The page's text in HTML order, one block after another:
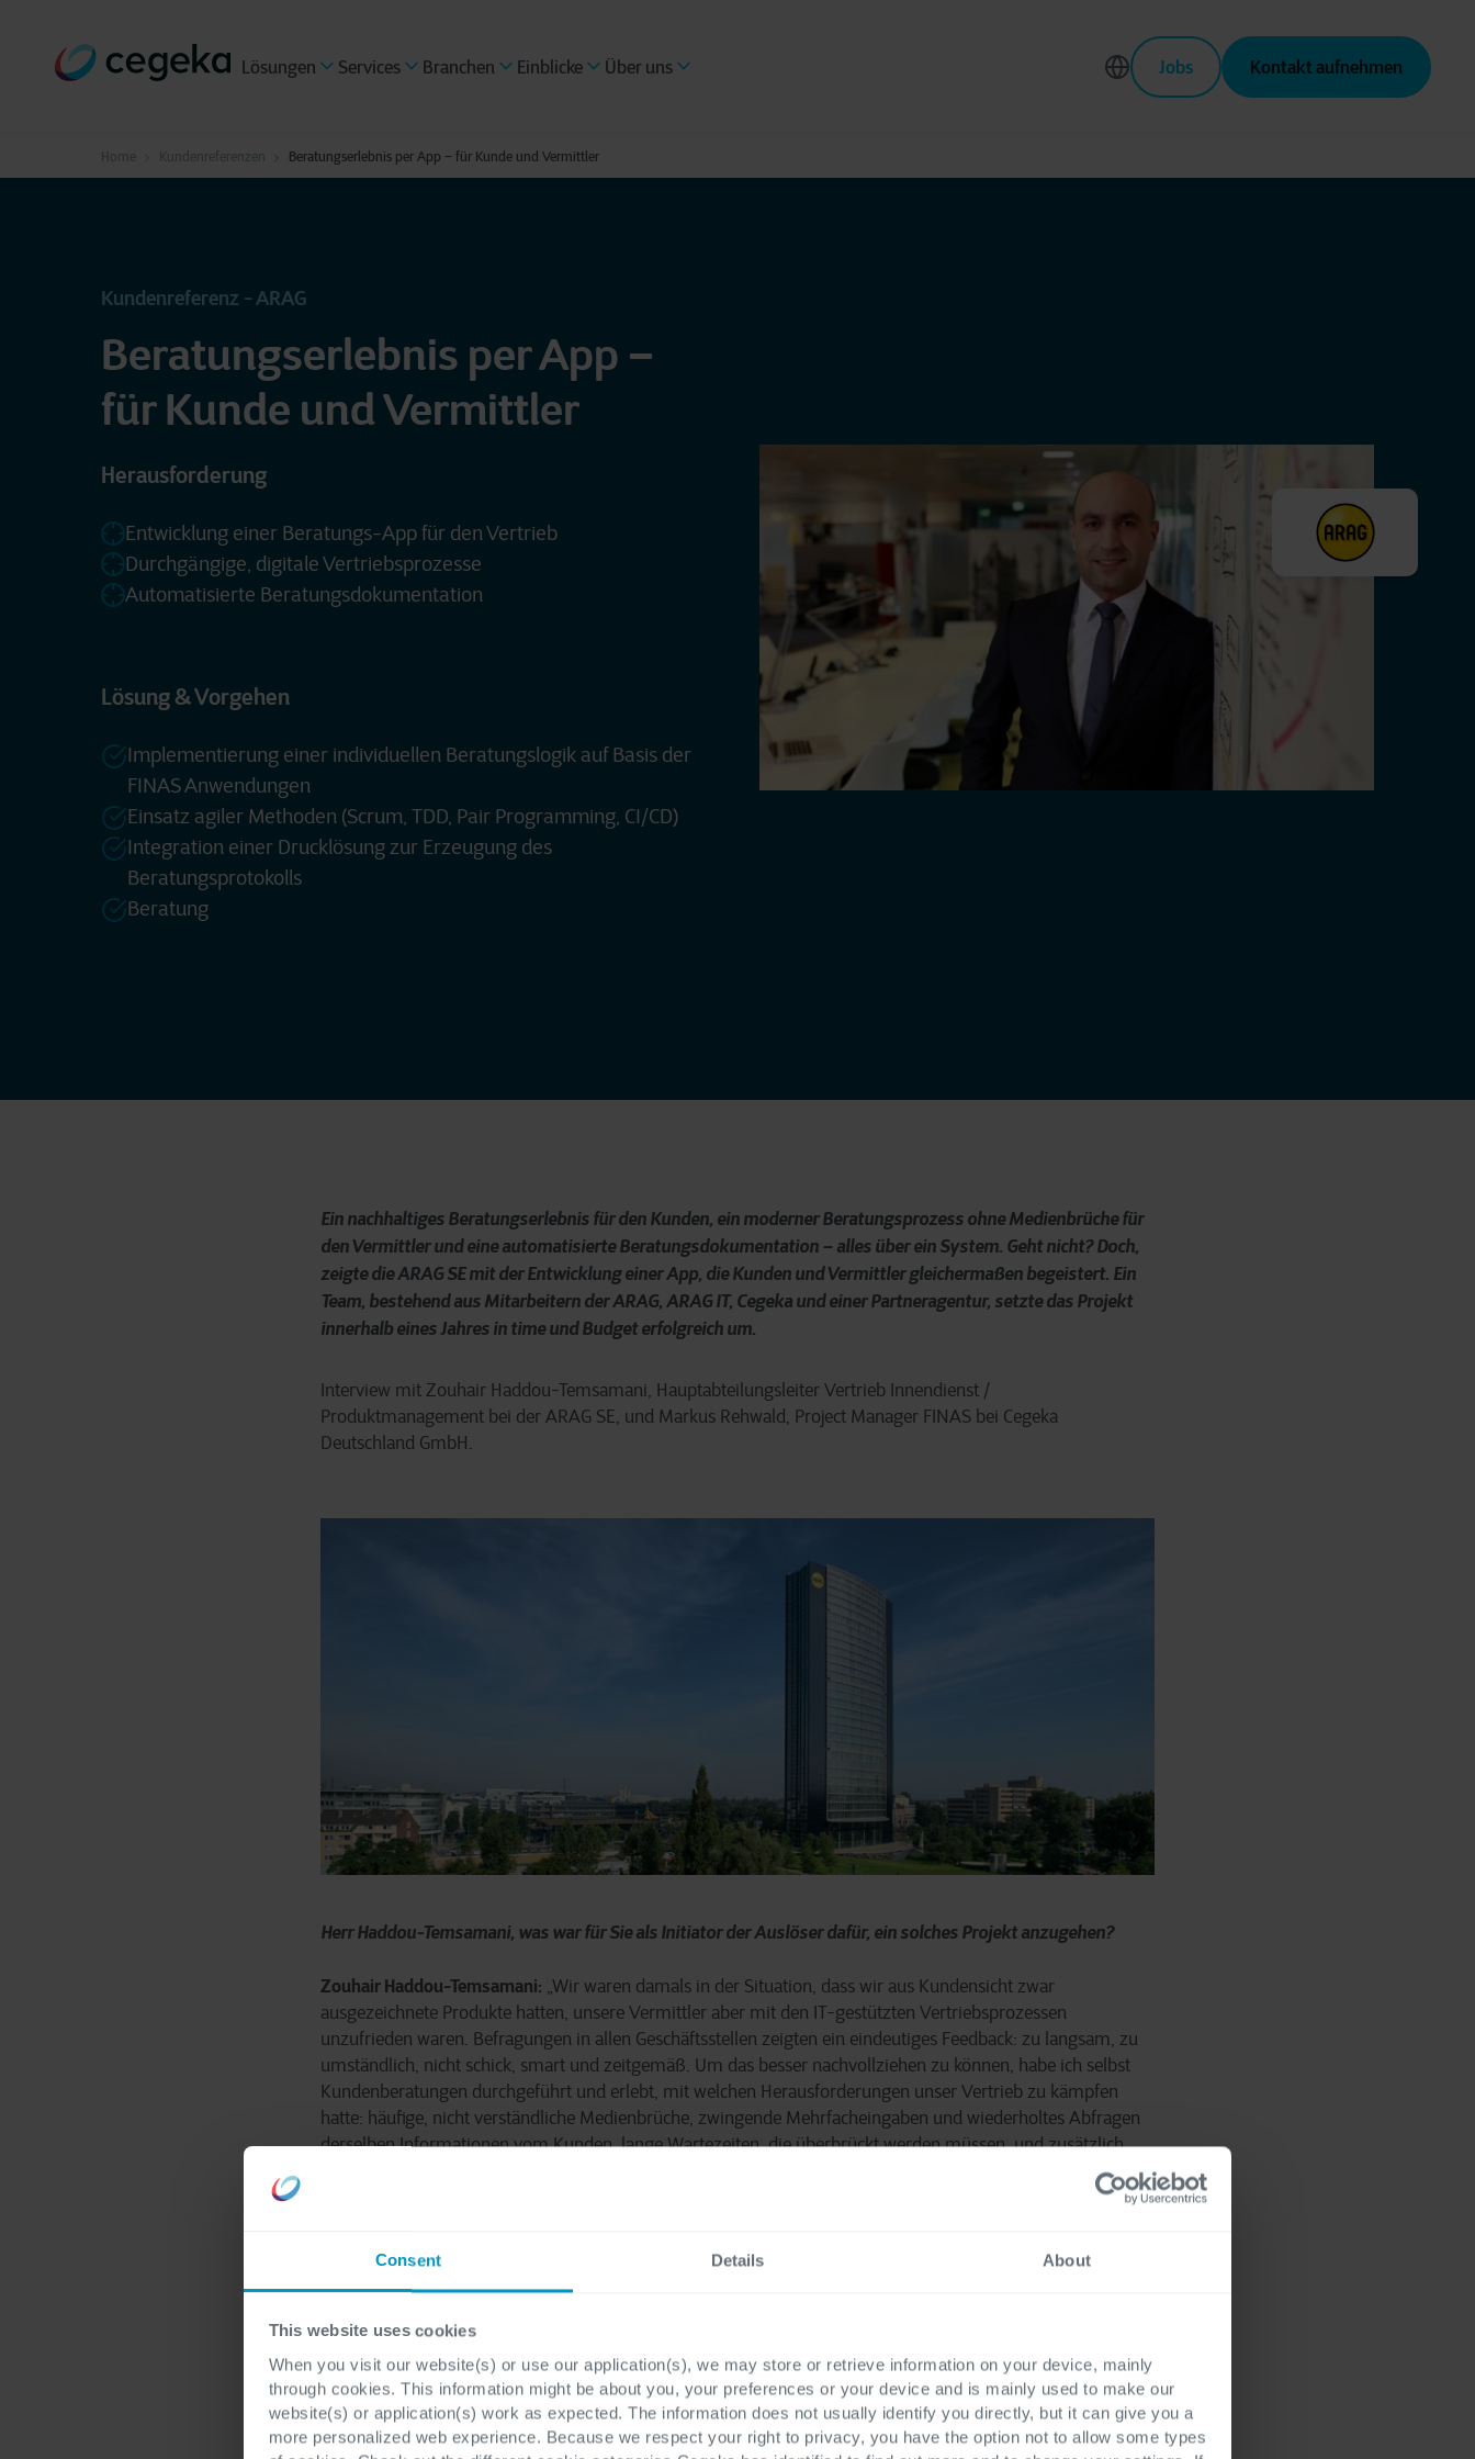
Consent Details About
This website uses cookies
When you visit our website(s) or use our application(s), we may store or retrieve information on your device, mainly
through cookies. This information might be about you, your preferences or your device and is mainly used to make our
website(s) or application(s) work as expected. The information does not usually identify you directly, but it can give you a
more personalized web experience. Because we respect your right to privacy, you have the option not to allow some types
Lösungen Services Branchen Einblicke Über uns Jobs Kontakt aufnehmen
Home Kundenreferenzen Beratungserlebnis per App – für Kunde und Vermittler
Kundenreferenz - ARAG
Beratungserlebnis per App –
für Kunde und Vermittler
Herausforderung
Entwicklung einer Beratungs-App für den Vertrieb
Durchgängige, digitale Vertriebsprozesse
Automatisierte Beratungsdokumentation
Lösung & Vorgehen
Implementierung einer individuellen Beratungslogik auf Basis der
FINAS Anwendungen
Einsatz agiler Methoden (Scrum, TDD, Pair Programming, CI/CD)
Integration einer Drucklösung zur Erzeugung des
Beratungsprotokolls
Beratung
Ein nachhaltiges Beratungserlebnis für den Kunden, ein moderner Beratungsprozess ohne Medienbrüche für
den Vermittler und eine automatisierte Beratungsdokumentation – alles über ein System. Geht nicht? Doch,
zeigte die ARAG SE mit der Entwicklung einer App, die Kunden und Vermittler gleichermaßen begeistert. Ein
Team, bestehend aus Mitarbeitern der ARAG, ARAG IT, Cegeka und einer Partneragentur, setzte das Projekt
innerhalb eines Jahres in time und Budget erfolgreich um.
Interview mit Zouhair Haddou-Temsamani, Hauptabteilungsleiter Vertrieb Innendienst /
Produktmanagement bei der ARAG SE, und Markus Rehwald, Project Manager FINAS bei Cegeka
Deutschland GmbH.
Herr Haddou-Temsamani, was war für Sie als Initiator der Auslöser dafür, ein solches Projekt anzugehen?
Zouhair Haddou-Temsamani: „Wir waren damals in der Situation, dass wir aus Kundensicht zwar
ausgezeichnete Produkte hatten, unsere Vermittler aber mit den IT-gestützten Vertriebsprozessen
unzufrieden waren. Befragungen in allen Geschäftsstellen zeigten ein eindeutiges Feedback: zu langsam, zu
umständlich, nicht schick, smart und zeitgemäß. Um das besser nachvollziehen zu können, habe ich selbst
Kundenberatungen durchgeführt und erlebt, mit welchen Herausforderungen unser Vertrieb zu kämpfen
hatte: häufige, nicht verständliche Medienbrüche, zwingende Mehrfacheingaben und wiederholtes Abfragen
derselben Informationen vom Kunden, lange Wartezeiten, die überbrückt werden müssen, und zusätzlich
aufschlussreich. Wir haben daraufhin beschlossen, eine moderne, intuitiv bedienbare App zu entwickeln, die
bietet. Der Vorstand gab grünes Licht und räumte dem Projekt für ein Jahr lang höchste Priorität ein. So
Welche Anforderungen stellte das Management an die App?
Zouhair Haddou-Temsamani: Von unserer Seite gab es nur drei Anforderungen. Die App sollte ein
nachhaltiges Kundenerlebnis schaffen. Sie sollte unserem Vertrieb einen modernen, friktionslosen